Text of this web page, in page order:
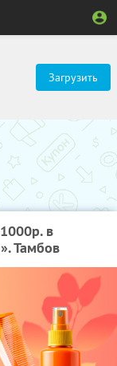
Загрузить
в
Тамбов